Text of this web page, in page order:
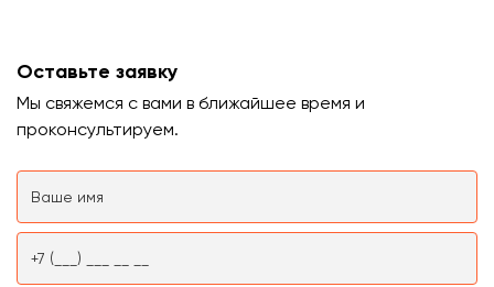
Оставьте заявку
Мы свяжемся с вами в ближайшее время и
проконсультируем.